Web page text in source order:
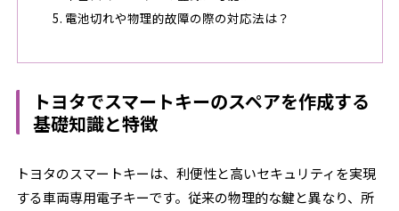
電池切れや物理的故障の際の対応法は？
トヨタでスマートキーのスペアを作成する
基礎知識と特徴
トヨタのスマートキーは、利便性と高いセキュリティを実現
する車両専用電子キーです。従来の物理的な鍵と異なり、所